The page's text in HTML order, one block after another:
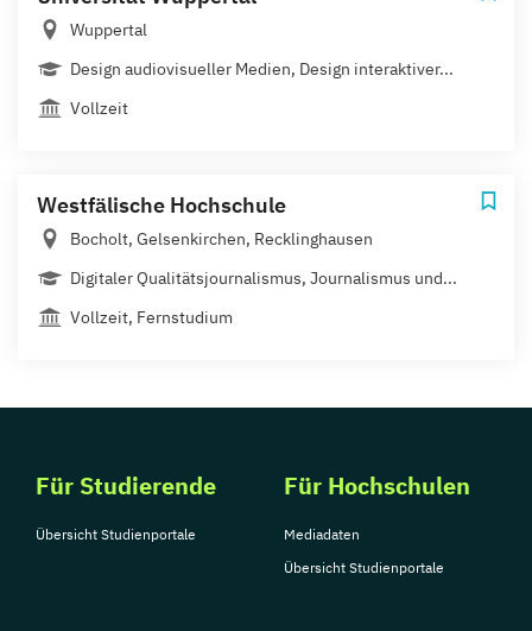
Wuppertal
Design audiovisueller Medien, Design interaktiver...
Vollzeit
Westfälische Hochschule
Bocholt, Gelsenkirchen, Recklinghausen
Digitaler Qualitätsjournalismus, Journalismus und...
Vollzeit, Fernstudium
Für Studierende
Übersicht Studienportale
Für Hochschulen
Mediadaten
Übersicht Studienportale